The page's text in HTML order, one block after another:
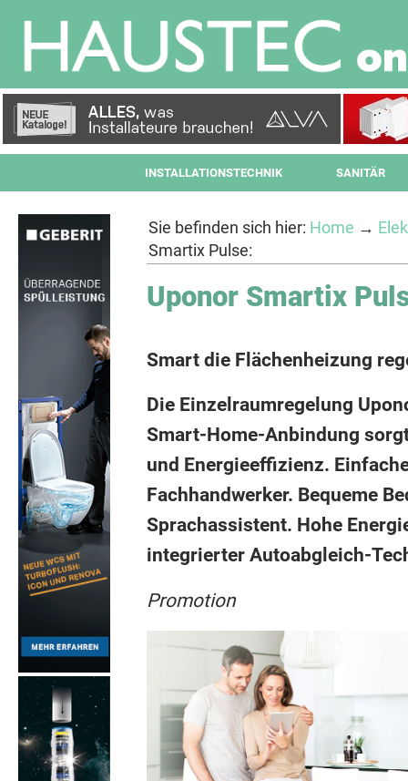
INSTALLATIONSTECHNIK SANITÄR
Sie befinden sich hier: Home →
Smartix Pulse:
Uponor Smartix
Smart die Flächenheizung
Die Einzelraumregelung
Smart-Home-Anbindung
und Energieeffizienz.
Fachhandwerker. Bequeme
Sprachassistent. Hohe
integrierter Autoabgleich-
Promotion